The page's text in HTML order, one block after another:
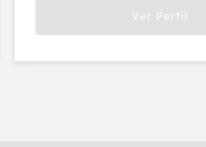
Ver Perfil